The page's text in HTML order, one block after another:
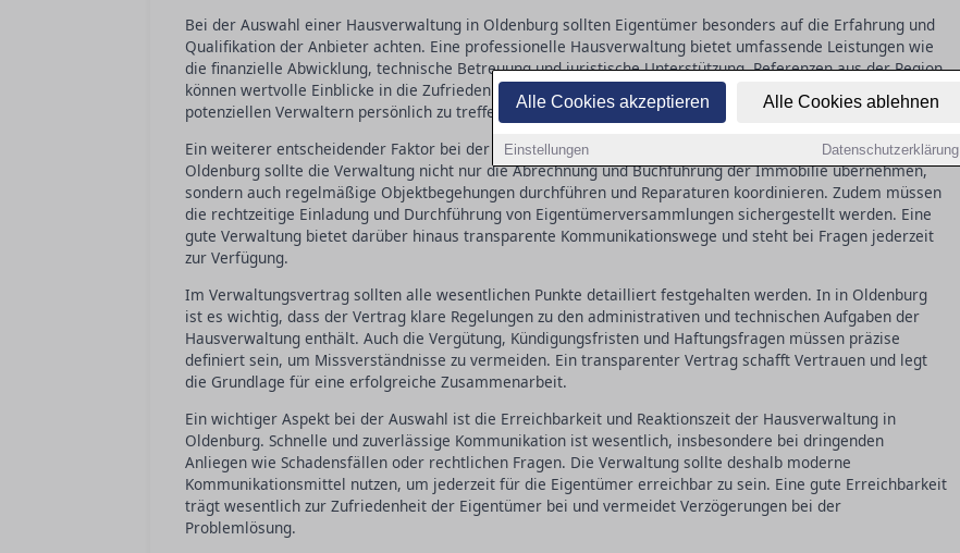
Alle Cookies akzeptieren Alle Cookies ablehnen
Einstellungen Datenschutzerklärung
Bei der Auswahl einer Hausverwaltung in Oldenburg sollten Eigentümer besonders auf die Erfahrung und
Qualifikation der Anbieter achten. Eine professionelle Hausverwaltung bietet umfassende Leistungen wie
die finanzielle Abwicklung, technische Betreuung und juristische Unterstützung. Referenzen aus der Region
können wertvolle Einblicke in die Zufriedenheit anderer Kunden geben. Zudem ist es sinnvoll, sich mit
potenziellen Verwaltern persönlich zu treffen, um ihre Kompetenz und Vertrauenswürdigkeit zu prüfen.
Ein weiterer entscheidender Faktor bei der Auswahl ist das Leistungsspektrum der Hausverwaltung. In in
Oldenburg sollte die Verwaltung nicht nur die Abrechnung und Buchführung der Immobilie übernehmen,
sondern auch regelmäßige Objektbegehungen durchführen und Reparaturen koordinieren. Zudem müssen
die rechtzeitige Einladung und Durchführung von Eigentümerversammlungen sichergestellt werden. Eine
gute Verwaltung bietet darüber hinaus transparente Kommunikationswege und steht bei Fragen jederzeit
zur Verfügung.
Im Verwaltungsvertrag sollten alle wesentlichen Punkte detailliert festgehalten werden. In in Oldenburg
ist es wichtig, dass der Vertrag klare Regelungen zu den administrativen und technischen Aufgaben der
Hausverwaltung enthält. Auch die Vergütung, Kündigungsfristen und Haftungsfragen müssen präzise
definiert sein, um Missverständnisse zu vermeiden. Ein transparenter Vertrag schafft Vertrauen und legt
die Grundlage für eine erfolgreiche Zusammenarbeit.
Ein wichtiger Aspekt bei der Auswahl ist die Erreichbarkeit und Reaktionszeit der Hausverwaltung in
Oldenburg. Schnelle und zuverlässige Kommunikation ist wesentlich, insbesondere bei dringenden
Anliegen wie Schadensfällen oder rechtlichen Fragen. Die Verwaltung sollte deshalb moderne
Kommunikationsmittel nutzen, um jederzeit für die Eigentümer erreichbar zu sein. Eine gute Erreichbarkeit
trägt wesentlich zur Zufriedenheit der Eigentümer bei und vermeidet Verzögerungen bei der
Problemlösung.